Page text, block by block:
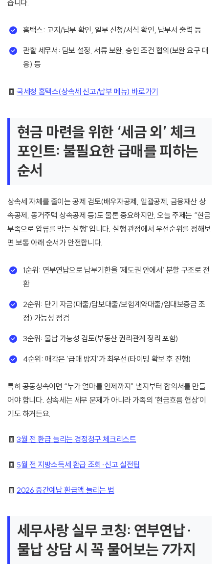
습니다.
홈택스: 고지/납부 확인, 일부 신청/서식 확인, 납부서 출력 등
관할 세무서: 담보 설정, 서류 보완, 승인 조건 협의(보완 요구 대
응) 등
🧾국세청 홈택스(상속세 신고/납부 메뉴) 바로가기
현금 마련을 위한 ‘세금 외’ 체크
포인트: 불필요한 급매를 피하는
순서
상속세 자체를 줄이는 공제 검토(배우자공제, 일괄공제, 금융재산 상
속공제, 동거주택 상속공제 등)도 물론 중요하지만, 오늘 주제는 “현금
부족으로 압류를 막는 실행”입니다. 실행 관점에서 우선순위를 정해보
면 보통 아래 순서가 안전합니다.
1순위: 연부연납으로 납부기한을 ‘제도권 안에서’ 분할 구조로 전
환
2순위: 단기 자금(대출/담보대출/보험계약대출/임대보증금 조
정) 가능성 점검
3순위: 물납 가능성 검토(부동산 권리관계 정리 포함)
4순위: 매각은 ‘급매 방지’가 최우선(타이밍 확보 후 진행)
특히 공동상속이면 “누가 얼마를 언제까지” 낼지부터 합의서를 만들
어야 합니다. 상속세는 세무 문제가 아니라 가족의 ‘현금흐름 협상’이
기도 하거든요.
🧾3월 전 환급 늘리는 경정청구 체크리스트
🧾 5월 전 지방소득세 환급 조회·신고 실전팁
🧾 2026 중간예납 환급액 늘리는 법
세무사랑 실무 코칭: 연부연납·
물납 상담 시 꼭 물어보는 7가지